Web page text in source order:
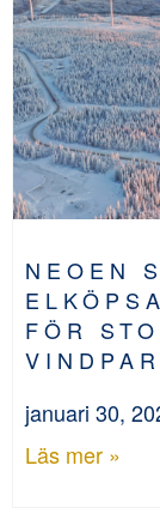
NEOEN
FÖR
januari 30,
Läs mer »